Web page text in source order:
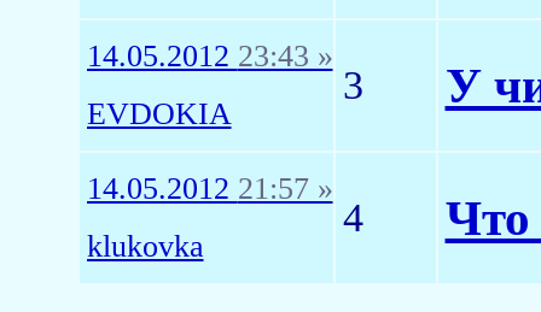
14.05.2012 23:43 »
EVDOKIA
3 У
14.05.2012 21:57 »
klukovka
4 Что